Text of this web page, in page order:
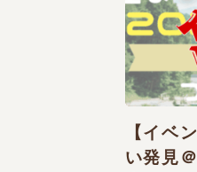
【イベ
い発見